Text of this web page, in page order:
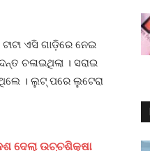
ଏସି ଗାଡ଼ିରେ ନେଇ
ଚଳାଇଥିଲା । ସରାଇ
। ଲୁଟ୍‌ ପରେ ଲୁଟେରା
ଦେଲା ଉଚ୍ଚଶିକ୍ଷା